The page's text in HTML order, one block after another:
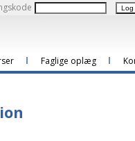
Faglige oplæg